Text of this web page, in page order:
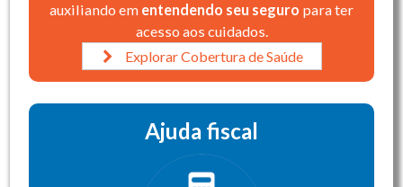
auxiliando em entendendo seu seguro para ter
acesso aos cuidados.
Explorar Cobertura de Saúde
Ajuda fiscal